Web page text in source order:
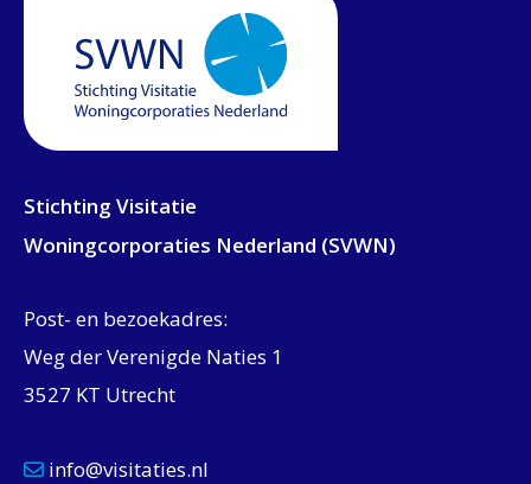
Stichting Visitatie
Woningcorporaties Nederland (SVWN)
Post- en bezoekadres:
Weg der Verenigde Naties 1
3527 KT Utrecht
info@visitaties.nl